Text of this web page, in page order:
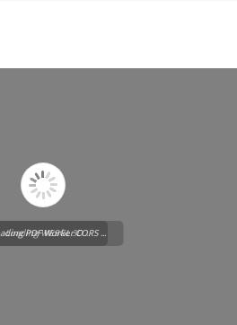
Loading WEBGL 3D ...
PDF Worker CORS ...